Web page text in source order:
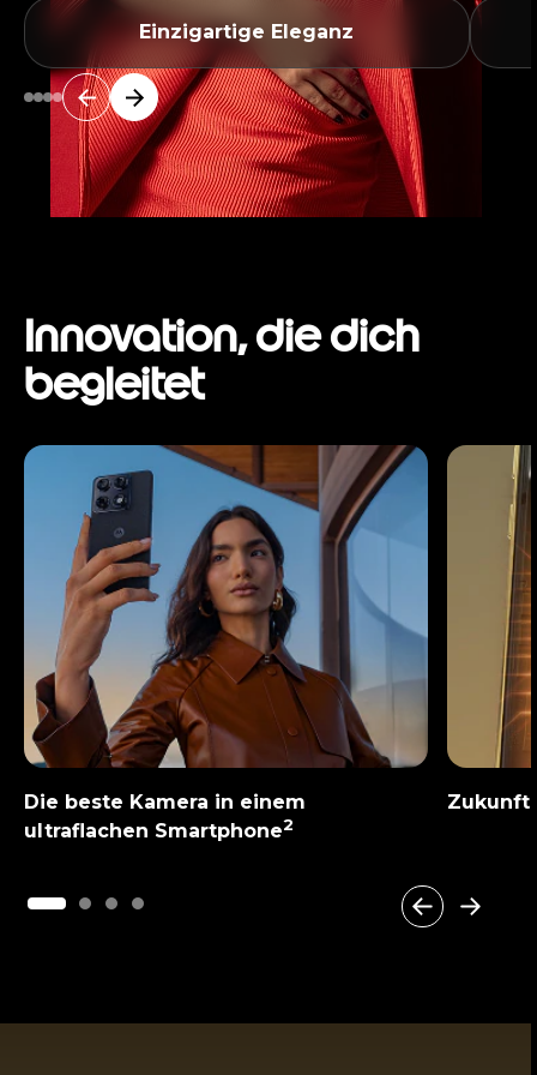
Einzigartige Eleganz
Innovation, die dich
begleitet
Die beste Kamera in einem
ultraflachen Smartphone2
1